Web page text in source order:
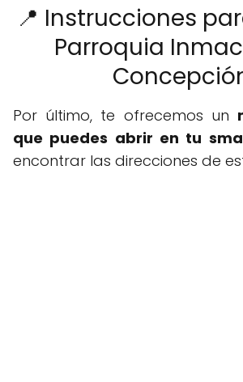
📍 Instrucciones
Parroquia
Por último, te ofrecemos un
que puedes abrir en tu
encontrar las direcciones de